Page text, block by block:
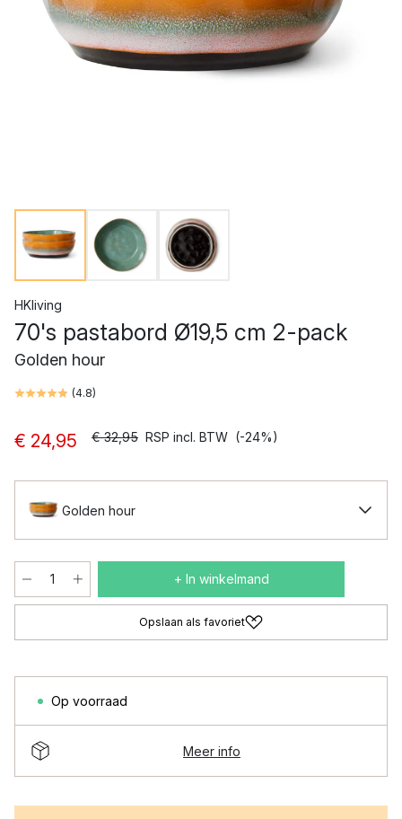
HKliving
70's pastabord Ø19,5 cm 2-pack
Golden hour
(4.8)
€ 24,95 € 32,95 RSP incl. BTW (-24%)
Golden hour
+ In winkelmand
Opslaan als favoriet
Op voorraad
Meer info